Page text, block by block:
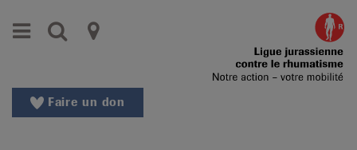
vers
au
Aller
Faire un don
Menu Recherche
Ligues
contre
le